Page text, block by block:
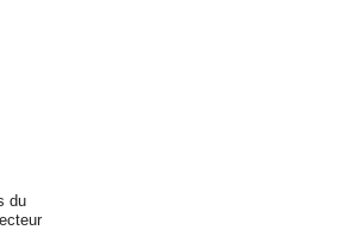
du